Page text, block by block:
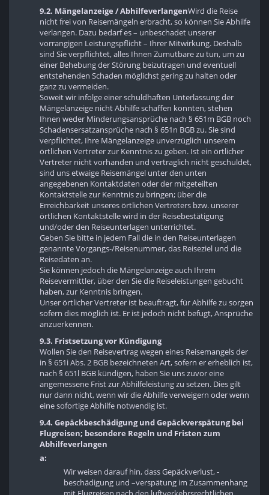
9.2. Mängelanzeige / AbhilfeverlangenWird die Reise
nicht frei von Reisemängeln erbracht, so können Sie Abhilfe
verlangen. Dazu bedarf es – unbeschadet unserer
vorrangigen Leistungspflicht – Ihrer Mitwirkung. Deshalb
sind Sie verpflichtet, alles Ihnen Zumutbare zu tun, um zu
einer Behebung der Störung beizutragen und eventuell
entstehenden Schaden möglichst gering zu halten oder
ganz zu vermeiden.
Soweit wir infolge einer schuldhaften Unterlassung der
Mängelanzeige nicht Abhilfe schaffen konnten, stehen
Ihnen weder Minderungsansprüche nach § 651m BGB noch
Schadensersatzansprüche nach § 651n BGB zu. Sie sind
verpflichtet, Ihre Mängelanzeige unverzüglich unserem
örtlichen Vertreter zur Kenntnis zu geben. Ist ein örtlicher
Vertreter nicht vorhanden und vertraglich nicht geschuldet,
sind uns etwaige Reisemängel unter den unten
angegebenen Kontaktdaten oder der mitgeteilten
Kontaktstelle zur Kenntnis zu bringen; über die
Erreichbarkeit unseres örtlichen Vertreters bzw. unserer
örtlichen Kontaktstelle wird in der Reisebestätigung
und/oder den Reiseunterlagen unterrichtet.
Geben Sie bitte in jedem Fall die in den Reiseunterlagen
genannte Vorgangs-/Reisenummer, das Reiseziel und die
Reisedaten an.
Sie können jedoch die Mängelanzeige auch Ihrem
Reisevermittler, über den Sie die Reiseleistungen gebucht
haben, zur Kenntnis bringen.
Unser örtlicher Vertreter ist beauftragt, für Abhilfe zu sorgen
sofern dies möglich ist. Er ist jedoch nicht befugt, Ansprüche
anzuerkennen.
9.3. Fristsetzung vor Kündigung
Wollen Sie den Reisevertrag wegen eines Reisemangels der
in § 651i Abs. 2 BGB bezeichneten Art, sofern er erheblich ist,
nach § 651l BGB kündigen, haben Sie uns zuvor eine
angemessene Frist zur Abhilfeleistung zu setzen. Dies gilt
nur dann nicht, wenn wir die Abhilfe verweigern oder wenn
eine sofortige Abhilfe notwendig ist.
9.4. Gepäckbeschädigung und Gepäckverspätung bei
Flugreisen; besondere Regeln und Fristen zum
Abhilfeverlangen
a:
Wir weisen darauf hin, dass Gepäckverlust, -
beschädigung und –verspätung im Zusammenhang